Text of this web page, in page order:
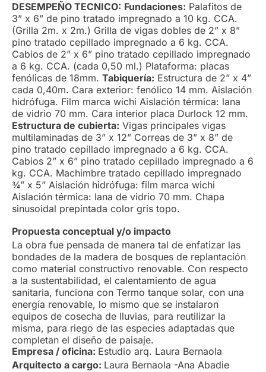
Empresa / oficina: Estudio arq. Laura Bernaola
Arquitecto a cargo: Laura Bernaola -Ana Abadie
DESEMPEÑO TECNICO: Fundaciones: Palafitos de
3” x 6” de pino tratado impregnado a 10 kg. CCA.
(Grilla 2m. x 2m.) Grilla de vigas dobles de 2” x 8”
pino tratado cepillado impregnado a 6 kg. CCA.
Cabios de 2” x 6” pino tratado cepillado impregnado
a 6 kg. CCA. (cada 0,50 ml.) Plataforma: placas
fenólicas de 18mm. Tabiquería: Estructura de 2” x 4”
cada 0,40m. Cara exterior: fenólico 14 mm. Aislación
hidrófuga. Film marca wichi Aislación térmica: lana
de vidrio 70 mm. Cara interior placa Durlock 12 mm.
Estructura de cubierta: Vigas principales vigas
multilaminadas de 3” x 12” Correas de 3” x 8” de
pino tratado cepillado impregnado a 6 kg. CCA.
Cabios 2” x 6” pino tratado cepillado impregnado a 6
kg. CCA. Machimbre tratado cepillado impregnado
¾” x 5” Aislación hidrófuga: film marca wichi
Aislación térmica: lana de vidrio 70 mm. Chapa
sinusoidal prepintada color gris topo.
Propuesta conceptual y/o impacto
La obra fue pensada de manera tal de enfatizar las
bondades de la madera de bosques de replantación
como material constructivo renovable. Con respecto
a la sustentabilidad, el calentamiento de agua
sanitaria, funciona con Termo tanque solar, con una
energía renovable, lo mismo que se instalaron
equipos de cosecha de lluvias, para reutilizar la
misma, para riego de las especies adaptadas que
completan el diseño de paisaje.